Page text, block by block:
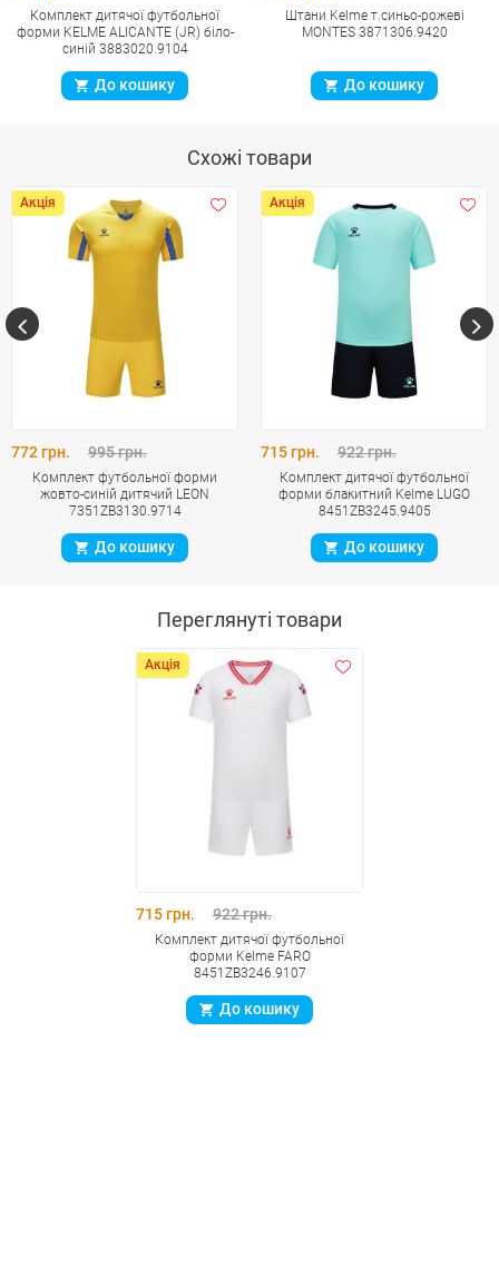
Комплект дитячої футбольної
форми KELME ALICANTE (JR) біло-
синій 3883020.9104
До кошику
Штани Kelme т.синьо-рожеві
MONTES 3871306.9420
До кошику
Схожі товари
Акція
772 грн. 995 грн.
Комплект футбольної форми
жовто-синій дитячий LEON
7351ZB3130.9714
До кошику
Акція
715 грн. 922 грн.
Комплект дитячої футбольної
форми блакитний Kelme LUGO
8451ZB3245.9405
До кошику
Переглянуті товари
Акція
715 грн. 922 грн.
Комплект дитячої футбольної
форми Kelme FARO
8451ZB3246.9107
До кошику